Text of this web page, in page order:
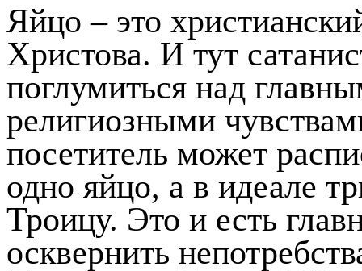
Яйцо – это
Христова. И тут
поглумиться над
религиозными
посетитель может
одно яйцо, а в идеале
Троицу. Это и есть
осквернить